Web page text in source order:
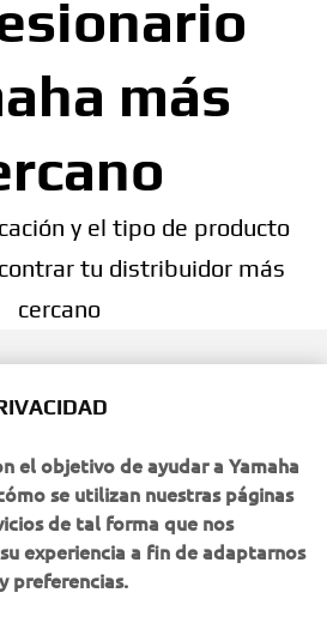
el objetivo de ayudar a Yamaha
se utilizan nuestras páginas
de tal forma que nos
experiencia a fin de adaptarnos
preferencias.